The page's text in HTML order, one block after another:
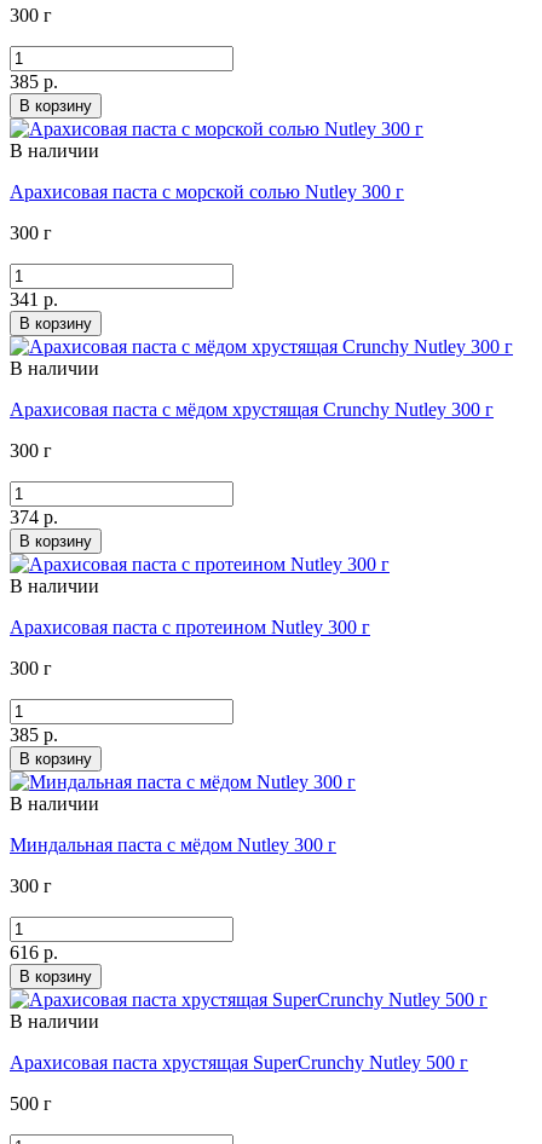
300 г
385 р.
В корзину
В наличии
Арахисовая паста с морской солью Nutley 300 г
300 г
341 р.
В корзину
В наличии
Арахисовая паста с мёдом хрустящая Crunchy Nutley 300 г
300 г
374 р.
В корзину
В наличии
Арахисовая паста с протеином Nutley 300 г
300 г
385 р.
В корзину
В наличии
Миндальная паста с мёдом Nutley 300 г
300 г
616 р.
В корзину
В наличии
Арахисовая паста хрустящая SuperCrunchy Nutley 500 г
500 г